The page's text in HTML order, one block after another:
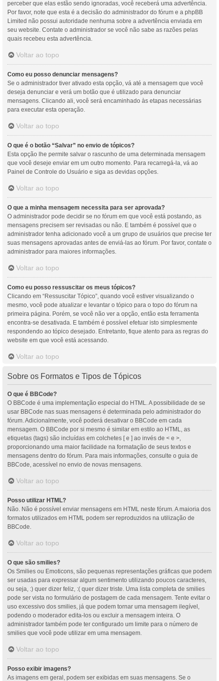
perceber que elas estão sendo ignoradas, você receberá uma advertência.
Por favor, note que esta é a decisão do administrador do fórum e a phpBB
Limited não possui autoridade nenhuma sobre a advertência enviada em
seu website. Contate o administrador se você não sabe as razões pelas
quais recebeu esta advertência.
Voltar ao topo
Como eu posso denunciar mensagens?
Se o administrador tiver ativado esta opção, vá até a mensagem que você
deseja denunciar e verá um botão que é utilizado para denunciar
mensagens. Clicando ali, você será encaminhado às etapas necessárias
para executar esta operação.
Voltar ao topo
O que é o botão “Salvar” no envio de tópicos?
Esta opção lhe permite salvar o rascunho de uma determinada mensagem
que você deseje enviar em um outro momento. Para recarregá-la, vá ao
Painel de Controle do Usuário e siga as devidas opções.
Voltar ao topo
O que a minha mensagem necessita para ser aprovada?
O administrador pode decidir se no fórum em que você está postando, as
mensagens precisem ser revisadas ou não. E também é possível que o
administrador tenha adicionado você a um grupo de usuários que precise ter
suas mensagens aprovadas antes de enviá-las ao fórum. Por favor, contate o
administrador para maiores informações.
Voltar ao topo
Como eu posso ressuscitar os meus tópicos?
Clicando em “Ressuscitar Tópico”, quando você estiver visualizando o
mesmo, você pode atualizar e levantar o tópico para o topo do fórum na
primeira página. Porém, se você não ver a opção, então esta ferramenta
encontra-se desativada. E também é possível efetuar isto simplesmente
respondendo ao tópico desejado. Entretanto, fique atento para as regras do
website em que você está acessando.
Voltar ao topo
Sobre os Formatos e Tipos de Tópicos
O que é BBCode?
O BBCode é uma implementação especial do HTML. A possibilidade de se
usar BBCode nas suas mensagens é determinada pelo administrador do
fórum. Adicionalmente, você poderá desativar o BBCode em cada
mensagem. O BBCode por si mesmo é similar em estilo ao HTML, as
etiquetas (tags) são incluídas em colchetes [ e ] ao invés de < e >,
proporcionando uma maior facilidade na formatação de seus textos e
mensagens dentro do fórum. Para mais informações, consulte o guia de
BBCode, acessível no envio de novas mensagens.
Voltar ao topo
Posso utilizar HTML?
Não. Não é possível enviar mensagens em HTML neste fórum. A maioria dos
formatos utilizados em HTML podem ser reproduzidos na utilização de
BBCode.
Voltar ao topo
O que são smilies?
Os Smilies ou Emoticons, são pequenas representações gráficas que podem
ser usadas para expressar algum sentimento utilizando poucos caracteres,
ou seja, :) quer dizer feliz, :( quer dizer triste. Uma lista completa de smilies
pode ser vista no formulário de postagem de cada mensagem. Tente evitar o
uso excessivo dos smilies, já que podem tornar uma mensagem ilegível,
podendo o moderador edita-los ou excluir a mensagem inteira. O
administrador também pode ter configurado um limite para o número de
smilies que você pode utilizar em uma mensagem.
Voltar ao topo
Posso exibir imagens?
As imagens em geral, podem ser exibidas em suas mensagens. Se o